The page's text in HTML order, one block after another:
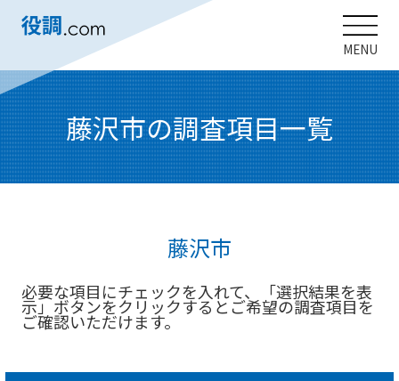
MENU
藤沢市の調査項目一覧
藤沢市
必要な項目にチェックを入れて、「選択結果を表
示」ボタンをクリックするとご希望の調査項目を
ご確認いただけます。